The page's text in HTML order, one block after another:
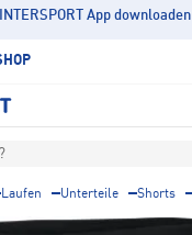
INTERSPORT App downloaden
Laufen Unterteile Shorts